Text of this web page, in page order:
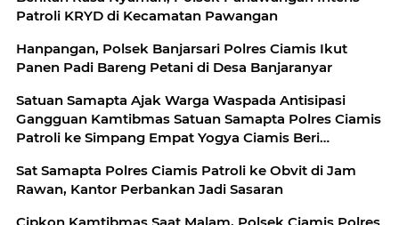
Patroli KRYD di Kecamatan Pawangan
Hanpangan, Polsek Banjarsari Polres Ciamis Ikut
Panen Padi Bareng Petani di Desa Banjaranyar
Satuan Samapta Ajak Warga Waspada Antisipasi
Gangguan Kamtibmas Satuan Samapta Polres Ciamis
Patroli ke Simpang Empat Yogya Ciamis Beri
Samapta Polres Ciamis Beri Himbauan Kamtibmas ke
Warga
Sat Samapta Polres Ciamis Patroli ke Obvit di Jam
Rawan, Kantor Perbankan Jadi Sasaran